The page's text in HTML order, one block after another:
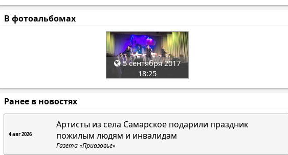
В фотоальбомах
5 сентября 2017
18:25
Ранее в новостях
4 авг 2026
Артисты из села Самарское подарили праздник
пожилым людям и инвалидам
Газета «Приазовье»